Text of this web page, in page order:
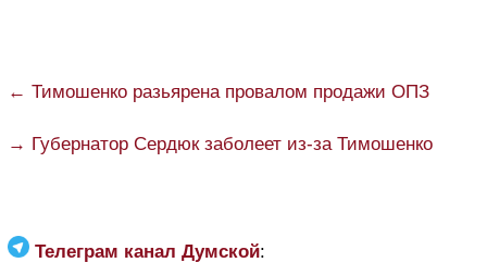
← Тимошенко разьярена провалом продажи ОПЗ
→ Губернатор Сердюк заболеет из-за Тимошенко
Телеграм канал Думской: